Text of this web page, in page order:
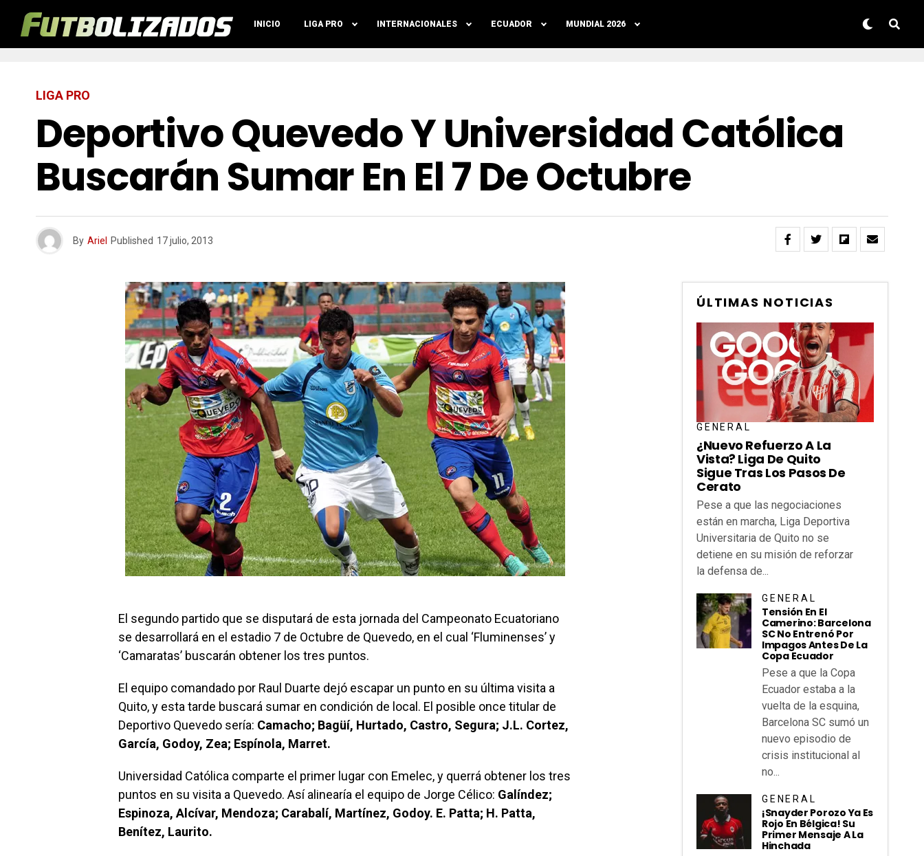
INICIO LIGA PRO INTERNACIONALES ECUADOR MUNDIAL 2026
LIGA PRO
Deportivo Quevedo Y Universidad Católica
Buscarán Sumar En El 7 De Octubre
By Ariel Published 17 julio, 2013
El segundo partido que se disputará de esta jornada del Campeonato Ecuatoriano
se desarrollará en el estadio 7 de Octubre de Quevedo, en el cual ‘Fluminenses’ y
‘Camaratas’ buscarán obtener los tres puntos.
El equipo comandado por Raul Duarte dejó escapar un punto en su última visita a
Quito, y esta tarde buscará sumar en condición de local. El posible once titular de
Deportivo Quevedo sería: Camacho; Bagüí, Hurtado, Castro, Segura; J.L. Cortez,
García, Godoy, Zea; Espínola, Marret.
Universidad Católica comparte el primer lugar con Emelec, y querrá obtener los tres
puntos en su visita a Quevedo. Así alinearía el equipo de Jorge Célico: Galíndez;
Espinoza, Alcívar, Mendoza; Carabalí, Martínez, Godoy. E. Patta; H. Patta,
Benítez, Laurito.
ÚLTIMAS NOTICIAS
GENERAL
¿Nuevo Refuerzo A La
Vista? Liga De Quito
Sigue Tras Los Pasos De
Cerato
Pese a que las negociaciones
están en marcha, Liga Deportiva
Universitaria de Quito no se
detiene en su misión de reforzar
la defensa de...
GENERAL
Tensión En El
Camerino: Barcelona
SC No Entrenó Por
Impagos Antes De La
Copa Ecuador
Pese a que la Copa
Ecuador estaba a la
vuelta de la esquina,
Barcelona SC sumó un
nuevo episodio de
crisis institucional al
no...
GENERAL
¡Snayder Porozo Ya Es
Rojo En Bélgica! Su
Primer Mensaje A La
Hinchada